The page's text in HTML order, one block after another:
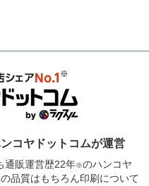
コヤドットコムが運営
通販運営歴22年※のハンコヤ
品質はもちろん印刷について